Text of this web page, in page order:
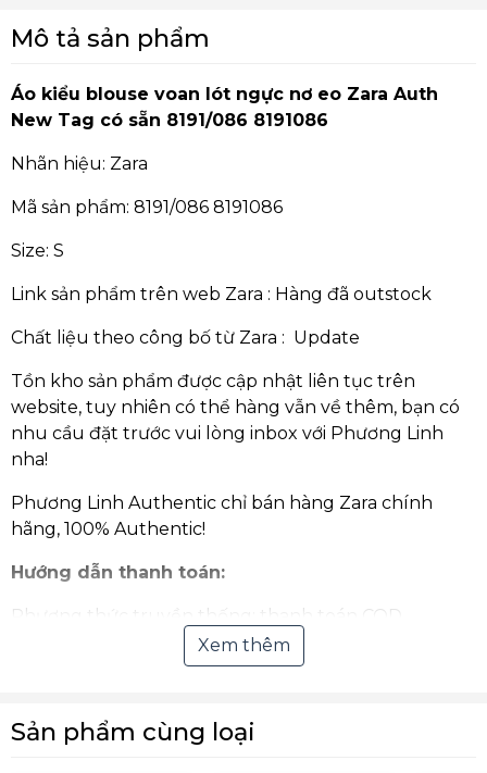
Mô tả sản phẩm
Áo kiểu blouse voan lót ngực nơ eo Zara Auth
New Tag có sẵn 8191/086 8191086
Nhãn hiệu: Zara
Mã sản phẩm: 8191/086 8191086
Size: S
Link sản phẩm trên web Zara : Hàng đã outstock
Chất liệu theo công bố từ Zara : Update
Tồn kho sản phẩm được cập nhật liên tục trên
website, tuy nhiên có thể hàng vẫn về thêm, bạn có
nhu cầu đặt trước vui lòng inbox với Phương Linh
nha!
Phương Linh Authentic chỉ bán hàng Zara chính
hãng, 100% Authentic!
Hướng dẫn thanh toán:
Phương thức truyền thống: thanh toán COD,
chuyển khoản qua ngân hàng.
Nam).
Xem thêm
Sản phẩm cùng loại